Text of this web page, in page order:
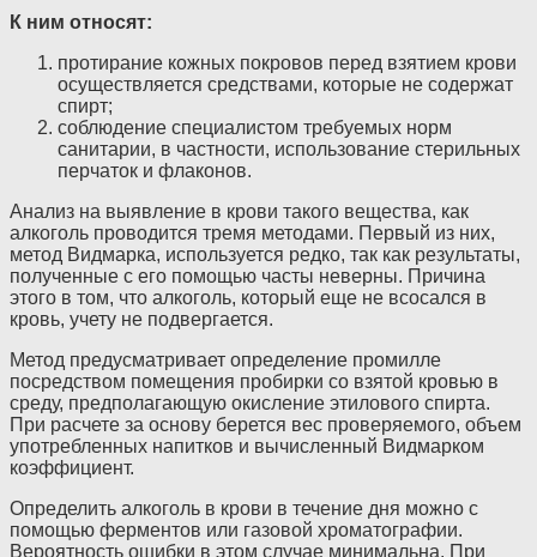
К ним относят:
протирание кожных покровов перед взятием крови
осуществляется средствами, которые не содержат
спирт;
соблюдение специалистом требуемых норм
санитарии, в частности, использование стерильных
перчаток и флаконов.
Анализ на выявление в крови такого вещества, как
алкоголь проводится тремя методами. Первый из них,
метод Видмарка, используется редко, так как результаты,
полученные с его помощью часты неверны. Причина
этого в том, что алкоголь, который еще не всосался в
кровь, учету не подвергается.
Метод предусматривает определение промилле
посредством помещения пробирки со взятой кровью в
среду, предполагающую окисление этилового спирта.
При расчете за основу берется вес проверяемого, объем
употребленных напитков и вычисленный Видмарком
коэффициент.
Определить алкоголь в крови в течение дня можно с
помощью ферментов или газовой хроматографии.
Вероятность ошибки в этом случае минимальна. При